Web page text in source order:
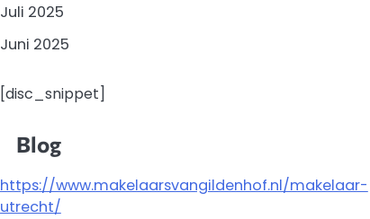
Juli 2025
Juni 2025
[disc_snippet]
Blog
https://www.makelaarsvangildenhof.nl/makelaar-
utrecht/